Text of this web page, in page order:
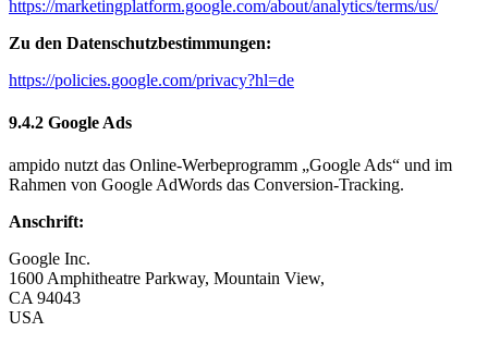
https://marketingplatform.google.com/about/analytics/terms/us/
Zu den Datenschutzbestimmungen:
https://policies.google.com/privacy?hl=de
9.4.2 Google Ads
ampido nutzt das Online-Werbeprogramm „Google Ads“ und im
Rahmen von Google AdWords das Conversion-Tracking.
Anschrift:
Google Inc.
1600 Amphitheatre Parkway, Mountain View,
CA 94043
USA